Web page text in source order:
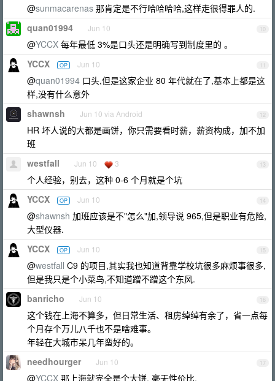
@sunmacarenas 那肯定是不行哈哈哈哈,这样走很得罪人的.
10
quan01994 Jun 10
@YCCX 每年最低 3%是口头还是明确写到制度里的 。
11
YCCX OP Jun 10
@quan01994 口头,但是这家企业 80 年代就在了,基本上都是这
样,没有什么意外
12
shawnsh Jun 10 via Android
HR 坏人说的大都是画饼，你只需要看时薪，薪资构成，加不加
班
13
westfall Jun 10 3
个人经验，别去，这种 0-6 个月就是个坑
14
YCCX OP Jun 10
@shawnsh 加班应该是不"怎么"加,领导说 965,但是职业有危险,
大型仪器.
15
YCCX OP Jun 10
@westfall C9 的项目,其实我也知道背靠学校坑很多麻烦事很多,
但是我只是个小菜鸟,不知道蹭不蹭这个东风.
16
banricho Jun 10
这个钱在上海不算多，但日常生活、租房绰绰有余了，省一点每
个月存个万儿八千也不是啥难事。
年轻在大城市呆几年蛮好的。
17
needhourger Jun 10
@YCCX 那上海就完全是个大饼, 毫无性价比.